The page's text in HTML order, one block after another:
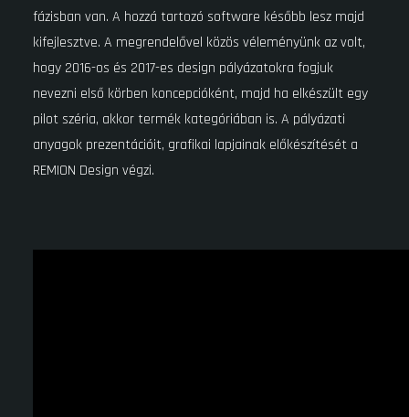
fázisban van. A hozzá tartozó software később lesz majd
kifejlesztve. A megrendelővel közös véleményünk az volt,
hogy 2016-os és 2017-es design pályázatokra fogjuk
nevezni első körben koncepcióként, majd ha elkészült egy
pilot széria, akkor termék kategóriában is. A pályázati
anyagok prezentációit, grafikai lapjainak előkészítését a
REMION Design végzi.